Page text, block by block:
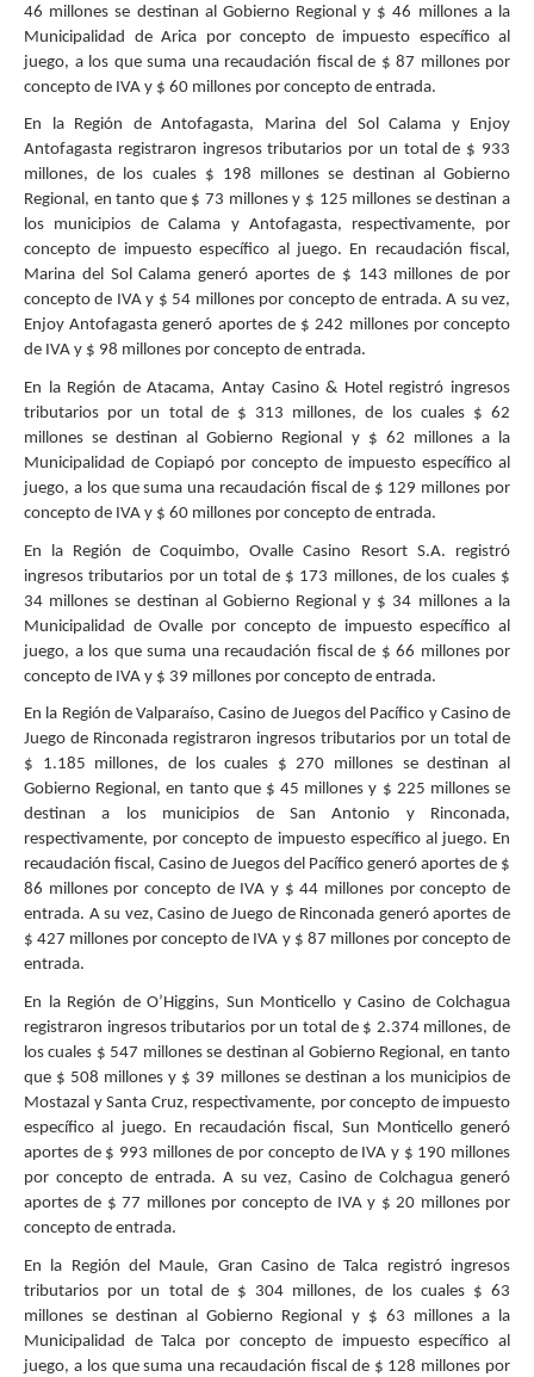
46 millones se destinan al Gobierno Regional y $ 46 millones a la
Municipalidad de Arica por concepto de impuesto específico al
juego, a los que suma una recaudación fiscal de $ 87 millones por
concepto de IVA y $ 60 millones por concepto de entrada.
En la Región de Antofagasta, Marina del Sol Calama y Enjoy
Antofagasta registraron ingresos tributarios por un total de $ 933
millones, de los cuales $ 198 millones se destinan al Gobierno
Regional, en tanto que $ 73 millones y $ 125 millones se destinan a
los municipios de Calama y Antofagasta, respectivamente, por
concepto de impuesto específico al juego. En recaudación fiscal,
Marina del Sol Calama generó aportes de $ 143 millones de por
concepto de IVA y $ 54 millones por concepto de entrada. A su vez,
Enjoy Antofagasta generó aportes de $ 242 millones por concepto
de IVA y $ 98 millones por concepto de entrada.
En la Región de Atacama, Antay Casino & Hotel registró ingresos
tributarios por un total de $ 313 millones, de los cuales $ 62
millones se destinan al Gobierno Regional y $ 62 millones a la
Municipalidad de Copiapó por concepto de impuesto específico al
juego, a los que suma una recaudación fiscal de $ 129 millones por
concepto de IVA y $ 60 millones por concepto de entrada.
En la Región de Coquimbo, Ovalle Casino Resort S.A. registró
ingresos tributarios por un total de $ 173 millones, de los cuales $
34 millones se destinan al Gobierno Regional y $ 34 millones a la
Municipalidad de Ovalle por concepto de impuesto específico al
juego, a los que suma una recaudación fiscal de $ 66 millones por
concepto de IVA y $ 39 millones por concepto de entrada.
En la Región de Valparaíso, Casino de Juegos del Pacífico y Casino de
Juego de Rinconada registraron ingresos tributarios por un total de
$ 1.185 millones, de los cuales $ 270 millones se destinan al
Gobierno Regional, en tanto que $ 45 millones y $ 225 millones se
destinan a los municipios de San Antonio y Rinconada,
respectivamente, por concepto de impuesto específico al juego. En
recaudación fiscal, Casino de Juegos del Pacífico generó aportes de $
86 millones por concepto de IVA y $ 44 millones por concepto de
entrada. A su vez, Casino de Juego de Rinconada generó aportes de
$ 427 millones por concepto de IVA y $ 87 millones por concepto de
entrada.
En la Región de O’Higgins, Sun Monticello y Casino de Colchagua
registraron ingresos tributarios por un total de $ 2.374 millones, de
los cuales $ 547 millones se destinan al Gobierno Regional, en tanto
que $ 508 millones y $ 39 millones se destinan a los municipios de
Mostazal y Santa Cruz, respectivamente, por concepto de impuesto
específico al juego. En recaudación fiscal, Sun Monticello generó
aportes de $ 993 millones de por concepto de IVA y $ 190 millones
por concepto de entrada. A su vez, Casino de Colchagua generó
aportes de $ 77 millones por concepto de IVA y $ 20 millones por
concepto de entrada.
En la Región del Maule, Gran Casino de Talca registró ingresos
tributarios por un total de $ 304 millones, de los cuales $ 63
millones se destinan al Gobierno Regional y $ 63 millones a la
Municipalidad de Talca por concepto de impuesto específico al
juego, a los que suma una recaudación fiscal de $ 128 millones por